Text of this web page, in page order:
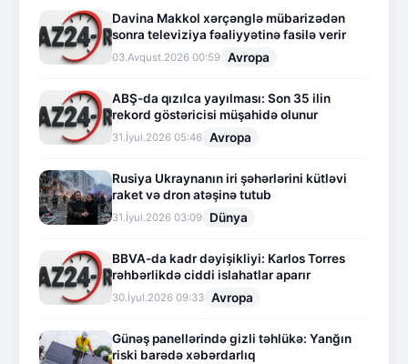
Davina Makkol xərçənglə mübarizədən
sonra televiziya fəaliyyətinə fasilə verir
03.Avqust.2026 00:59 Avropa
ABŞ-da qızılca yayılması: Son 35 ilin
rekord göstəricisi müşahidə olunur
31.İyul.2026 05:46 Avropa
Rusiya Ukraynanın iri şəhərlərini kütləvi
raket və dron atəşinə tutub
31.İyul.2026 03:09 Dünya
BBVA-da kadr dəyişikliyi: Karlos Torres
rəhbərlikdə ciddi islahatlar aparır
30.İyul.2026 09:33 Avropa
Günəş panellərində gizli təhlükə: Yanğın
riski barədə xəbərdarlıq